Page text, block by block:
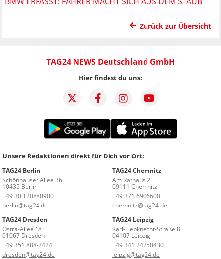
Zurück zur Übersicht
TAG24 NEWS Deutschland GmbH
Hier findest du uns:
Unsere Redaktionen direkt für Dich vor Ort:
TAG24 Berlin
Schönhauser Allee 36
10435 Berlin
+49 30 120880900
berlin@tag24.de
TAG24 Chemnitz
Am Rathaus 2
09111 Chemnitz
+49 371 6906600
chemnitz@tag24.de
TAG24 Dresden
Ostra-Allee 18
01067 Dresden
+49 351 888-2424
dresden@tag24.de
TAG24 Leipzig
Karl-Liebknecht-Straße 8
04107 Leipzig
+49 341 24250430
leipzig@tag24.de